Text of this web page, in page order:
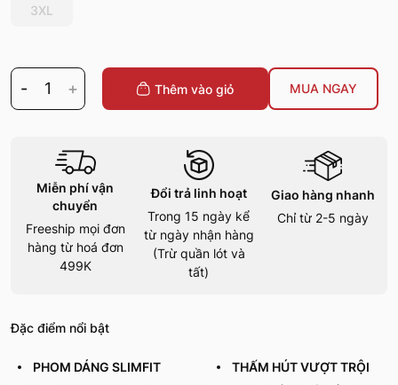
3XL
- 1 + Thêm vào giỏ MUA NGAY
Miễn phí vận
chuyển
Freeship mọi đơn
hàng từ hoá đơn
499K
Đổi trả linh hoạt
Trong 15 ngày kể
từ ngày nhận hàng
(Trừ quần lót và
tất)
Giao hàng nhanh
Chỉ từ 2-5 ngày
Đặc điểm nổi bật
PHOM DÁNG SLIMFIT
THẤM HÚT VƯỢT TRỘI